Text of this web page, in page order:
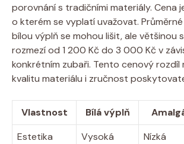
porovnání s tradičními materiály. Cena
o kterém se vyplatí uvažovat.
bílou výplň se mohou lišit, ale většinou
rozmezí od 1 200 Kč do 3 000 Kč v
konkrétním zubaři. Tento cenový rozdíl
kvalitu materiálu i zručnost
Vlastnost Bílá výplň
Estetika
Vysoká
Nízká